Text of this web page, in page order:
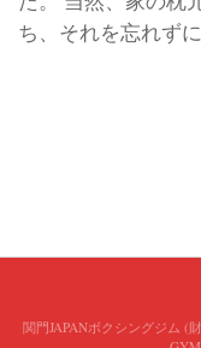
ち、それを忘れず
関門JAPANボクシングジム (